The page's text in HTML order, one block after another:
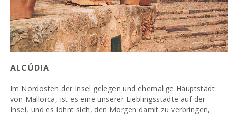
ALCÚDIA
Im Nordosten der Insel gelegen und ehemalige Hauptstadt
von Mallorca, ist es eine unserer Lieblingsstädte auf der
Insel, und es lohnt sich, den Morgen damit zu verbringen,